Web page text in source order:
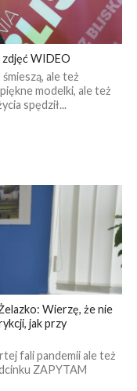
WIDEO
ale też
modelki, ale też
spędził...
Wierzę, że nie
jak przy
fali pandemii ale też
ZAPYTAM